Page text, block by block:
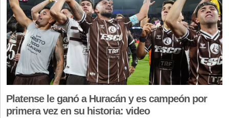
•
PROVINCIALES
•
REGIONALES
•
ESPECTÁCULOS
•
INTERNACIONALES
Platense le ganó a Huracán y es campeón por
primera vez en su historia: video